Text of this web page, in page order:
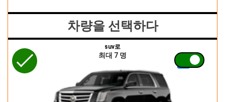
차량을 선택하다
suv로
최대 7 명